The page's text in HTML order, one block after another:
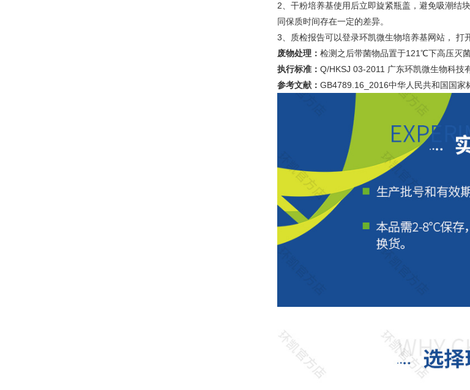
2、干粉培养基使用后立即旋紧瓶盖，避免吸潮结
同保质时间存在一定的差异。
3、质检报告可以登录环凯微生物培养基网站， 打
废物处理： 检测之后带菌物品置于121℃下高压灭菌
执行标准： Q/HKSJ 03-2011 广东环凯微生物科
参考文献： GB4789.16_2016中华人民共和国国家